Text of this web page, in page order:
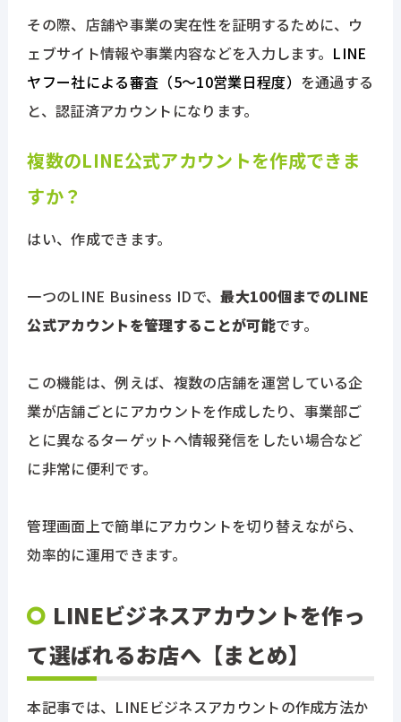
その際、店舗や事業の実在性を証明するために、ウ
ェブサイト情報や事業内容などを入力します。 LINE
ヤフー社による審査（5～10営業日程度） を通過する
と、認証済アカウントになります。
複数のLINE公式アカウントを作成できま
すか？
はい、作成できます。
一つのLINE Business IDで、最大100個までのLINE
公式アカウントを管理することが可能です。
この機能は、例えば、複数の店舗を運営している企
業が店舗ごとにアカウントを作成したり、事業部ご
とに異なるターゲットへ情報発信をしたい場合など
に非常に便利です。
管理画面上で簡単にアカウントを切り替えながら、
効率的に運用できます。
LINEビジネスアカウントを作っ
て選ばれるお店へ【まとめ】
本記事では、LINEビジネスアカウントの作成方法か